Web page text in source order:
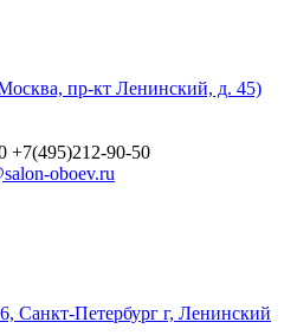
пр-кт Ленинский, д. 45)
+7(495)212-90-50
oboev.ru
Санкт-Петербург г, Ленинский